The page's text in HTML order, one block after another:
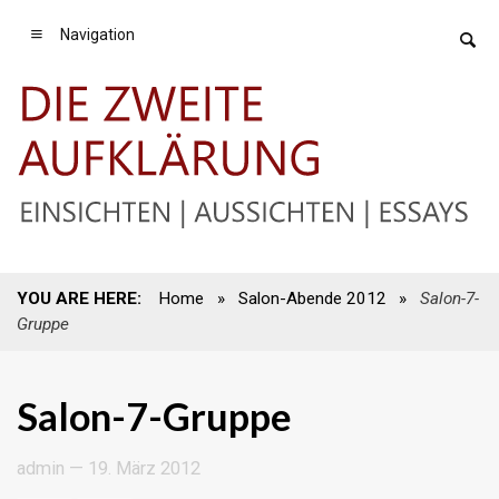
Navigation
YOU ARE HERE: Home » Salon-Abende 2012 »
Salon-7-
Gruppe
Salon-7-Gruppe
admin — 19. März 2012